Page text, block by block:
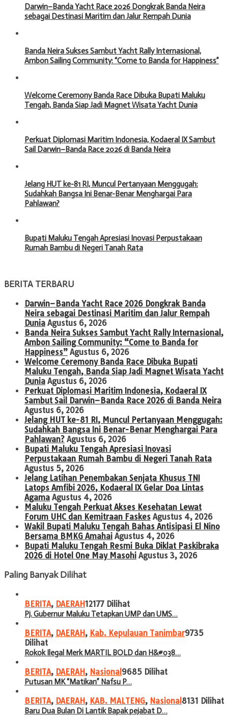
Darwin–Banda Yacht Race 2026 Dongkrak Banda Neira
sebagai Destinasi Maritim dan Jalur Rempah Dunia
Banda Neira Sukses Sambut Yacht Rally Internasional,
Ambon Sailing Community: “Come to Banda for Happiness”
Welcome Ceremony Banda Race Dibuka Bupati Maluku
Tengah, Banda Siap Jadi Magnet Wisata Yacht Dunia
Perkuat Diplomasi Maritim Indonesia, Kodaeral IX Sambut
Sail Darwin–Banda Race 2026 di Banda Neira
Jelang HUT ke-81 RI, Muncul Pertanyaan Menggugah:
Sudahkah Bangsa Ini Benar-Benar Menghargai Para
Pahlawan?
Bupati Maluku Tengah Apresiasi Inovasi Perpustakaan
Rumah Bambu di Negeri Tanah Rata
BERITA TERBARU
Darwin–Banda Yacht Race 2026 Dongkrak Banda
Neira sebagai Destinasi Maritim dan Jalur Rempah
Dunia Agustus 6, 2026
Banda Neira Sukses Sambut Yacht Rally Internasional,
Ambon Sailing Community: “Come to Banda for
Happiness” Agustus 6, 2026
Welcome Ceremony Banda Race Dibuka Bupati
Maluku Tengah, Banda Siap Jadi Magnet Wisata Yacht
Dunia Agustus 6, 2026
Perkuat Diplomasi Maritim Indonesia, Kodaeral IX
Sambut Sail Darwin–Banda Race 2026 di Banda Neira
Agustus 6, 2026
Jelang HUT ke-81 RI, Muncul Pertanyaan Menggugah:
Sudahkah Bangsa Ini Benar-Benar Menghargai Para
Pahlawan? Agustus 6, 2026
Bupati Maluku Tengah Apresiasi Inovasi
Perpustakaan Rumah Bambu di Negeri Tanah Rata
Agustus 5, 2026
Jelang Latihan Penembakan Senjata Khusus TNI
Latops Amfibi 2026, Kodaeral IX Gelar Doa Lintas
Agama Agustus 4, 2026
Maluku Tengah Perkuat Akses Kesehatan Lewat
Forum UHC dan Kemitraan Faskes Agustus 4, 2026
Wakil Bupati Maluku Tengah Bahas Antisipasi El Nino
Bersama BMKG Amahai Agustus 4, 2026
Bupati Maluku Tengah Resmi Buka Diklat Paskibraka
2026 di Hotel One May Masohi Agustus 3, 2026
Paling Banyak Dilihat
BERITA, DAERAH12177 Dilihat
Pj. Gubernur Maluku Tetapkan UMP dan UMS…
BERITA, DAERAH, Kab. Kepulauan Tanimbar9735
Dilihat
Rokok Ilegal Merk MARTIL BOLD dan H&#038…
BERITA, DAERAH, Nasional 9685 Dilihat
Putusan MK “Matikan” Nafsu P…
BERITA, DAERAH, KAB. MALTENG, Nasional 8131 Dilihat
Baru Dua Bulan Di Lantik Bapak pejabat D…